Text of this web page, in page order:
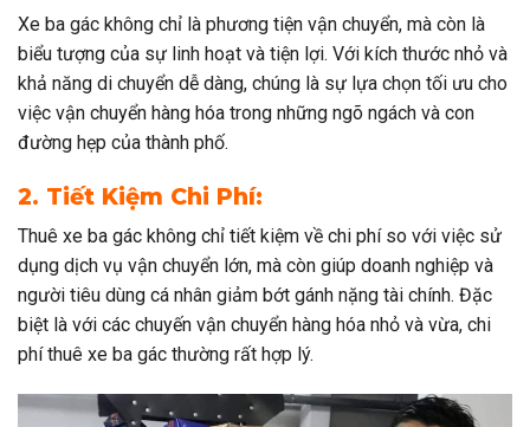
Xe ba gác không chỉ là phương tiện vận chuyển, mà còn là
biểu tượng của sự linh hoạt và tiện lợi. Với kích thước nhỏ và
khả năng di chuyển dễ dàng, chúng là sự lựa chọn tối ưu cho
việc vận chuyển hàng hóa trong những ngõ ngách và con
đường hẹp của thành phố.
2. Tiết Kiệm Chi Phí:
Thuê xe ba gác không chỉ tiết kiệm về chi phí so với việc sử
dụng dịch vụ vận chuyển lớn, mà còn giúp doanh nghiệp và
người tiêu dùng cá nhân giảm bớt gánh nặng tài chính. Đặc
biệt là với các chuyến vận chuyển hàng hóa nhỏ và vừa, chi
phí thuê xe ba gác thường rất hợp lý.